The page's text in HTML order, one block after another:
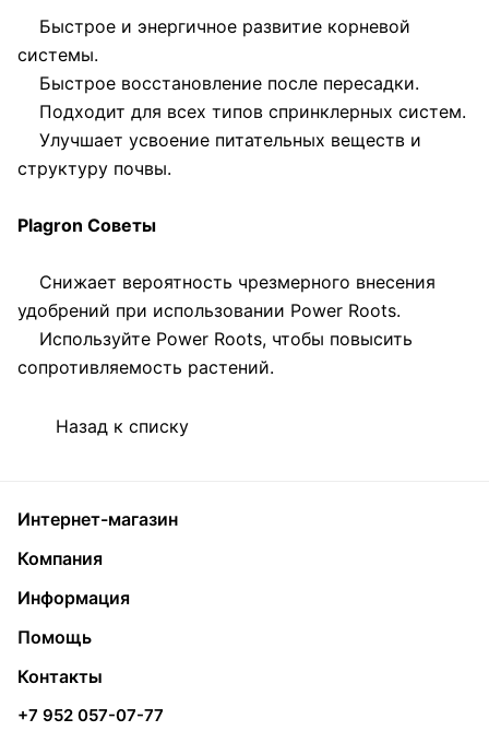
Быстрое и энергичное развитие корневой
системы.
Быстрое восстановление после пересадки.
Подходит для всех типов спринклерных систем.
Улучшает усвоение питательных веществ и
структуру почвы.
Plagron Советы
Снижает вероятность чрезмерного внесения
удобрений при использовании Power Roots.
Используйте Power Roots, чтобы повысить
сопротивляемость растений.
Назад к списку
Интернет-магазин
Компания
Информация
Помощь
Контакты
+7 952 057-07-77